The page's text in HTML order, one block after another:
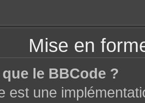
Mise en
que le BBCode ?
est une